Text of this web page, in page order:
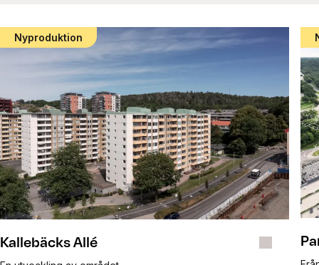
Nyproduktion
Kallebäcks Allé